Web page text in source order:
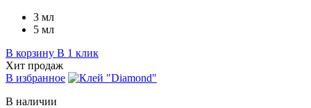
3 мл
5 мл
В корзину В 1 клик
Хит продаж
В избранное
В наличии